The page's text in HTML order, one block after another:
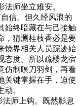
师坐立难安。
信。但久经风浪的
始终暗藏在与己接触
，猜测桂枝香必是要
镜界相关人员踪迹始
态度。所以疏楼龙宿
仿制暝刀羽剑，再看
关键掌握在手，迫使
。
师上钩。既然影息